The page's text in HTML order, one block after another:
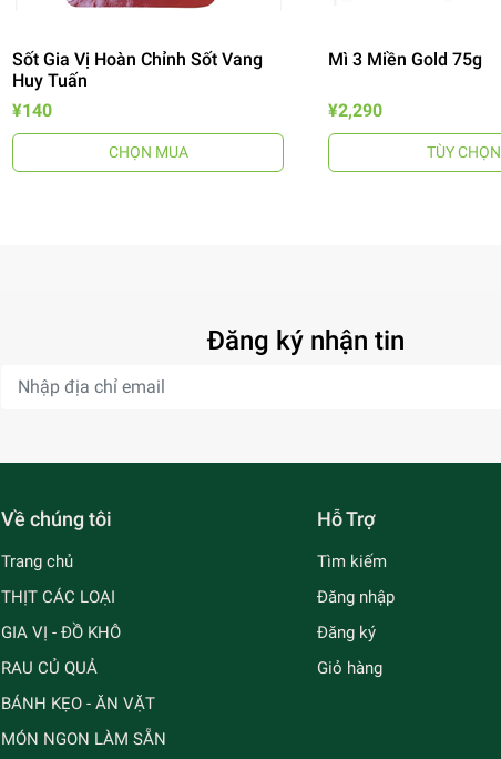
Sốt Gia Vị Hoàn Chỉnh Sốt Vang
Huy Tuấn
¥140
CHỌN MUA
Mì 3 Miền Gold 75g
¥2,290
TÙY CHỌN
Đăng ký nhận tin
Về chúng tôi
Trang chủ
THỊT CÁC LOẠI
GIA VỊ - ĐỒ KHÔ
RAU CỦ QUẢ
BÁNH KẸO - ĂN VẶT
MÓN NGON LÀM SẴN
Hỗ Trợ
Tìm kiếm
Đăng nhập
Đăng ký
Giỏ hàng